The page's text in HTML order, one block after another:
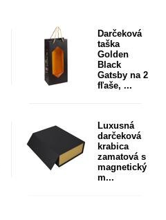
Darčeková
taška
Golden
Black
Gatsby na 2
fľaše, ...
Luxusná
darčeková
krabica
zamatová s
magnetický
m...